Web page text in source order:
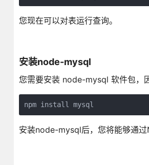
您现在可以对表运行查询。
安装node-mysql
您需要安装 node-mysql 软件包，
npm install mysql
安装node-mysql后，您将能够通过